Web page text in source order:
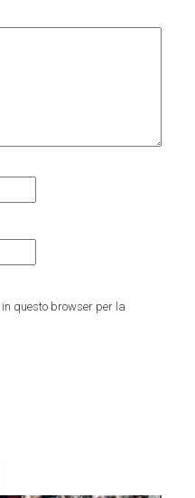
questo browser per la